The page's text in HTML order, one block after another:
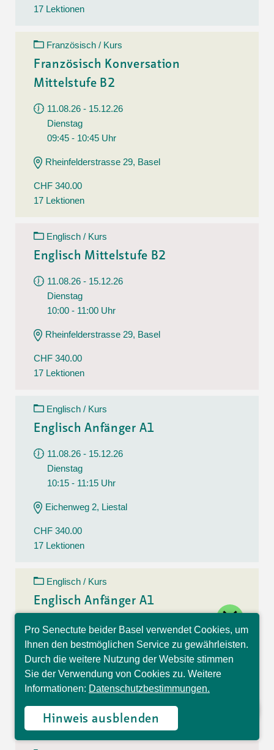
17 Lektionen
Französisch / Kurs
Französisch Konversation
Mittelstufe B2
11.08.26 - 15.12.26
Dienstag
09:45 - 10:45 Uhr
Rheinfelderstrasse 29, Basel
CHF 340.00
17 Lektionen
Englisch / Kurs
Englisch Mittelstufe B2
11.08.26 - 15.12.26
Dienstag
10:00 - 11:00 Uhr
Rheinfelderstrasse 29, Basel
CHF 340.00
17 Lektionen
Englisch / Kurs
Englisch Anfänger A1
11.08.26 - 15.12.26
Dienstag
10:15 - 11:15 Uhr
Eichenweg 2, Liestal
CHF 340.00
17 Lektionen
Englisch / Kurs
Englisch Anfänger A1
11.08.26 - 15.12.26
Dienstag
10:30 - 11:30 Uhr
Eichenweg 2, Liestal
17 Lektionen
Pro Senectute beider Basel verwendet Cookies, um
Ihnen den bestmöglichen Service zu gewährleisten.
Durch die weitere Nutzung der Website stimmen
Sie der Verwendung von Cookies zu. Weitere
Informationen: Datenschutzbestimmungen.
Hinweis ausblenden
Hallo, ich bin Sophia und
beantworte gerne Ihre
Fragen.
close